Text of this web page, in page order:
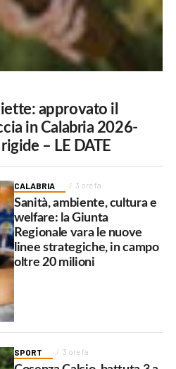
approvato il
in Calabria 2026-
– LE DATE
CALABRIA 3 ore fa
Sanità, ambiente, cultura e
welfare: la Giunta
Regionale vara le nuove
linee strategiche, in campo
oltre 20 milioni
SPORT 3 ore fa